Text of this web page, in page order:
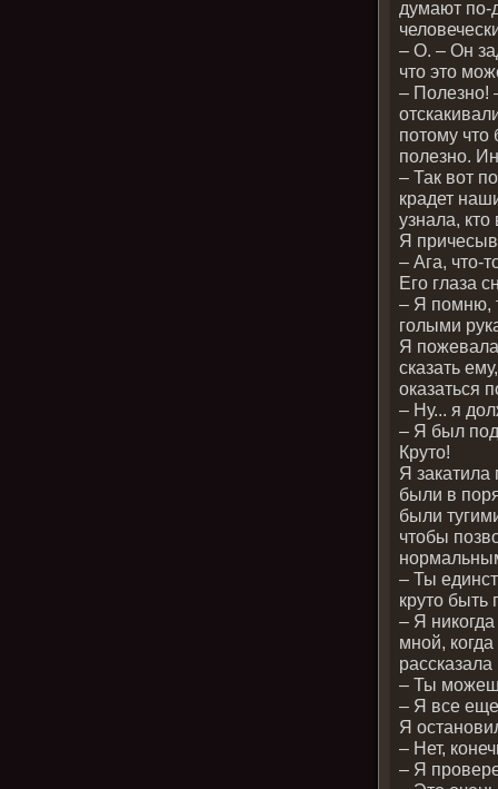
думают по-
– О. – Он
что это
– Полезно!
потому что
полезно.
– Так вот
крадет
узнала,
Я
– Ага, что-
Его глаза
– Я помню,
голыми
Я
сказать
оказаться
– Ну... я
– Я был
Круто!
Я закатила
были в
были
чтобы
– Ты
круто
– Я
мной,
– Ты
– Я все
Я
– Нет,
– Я